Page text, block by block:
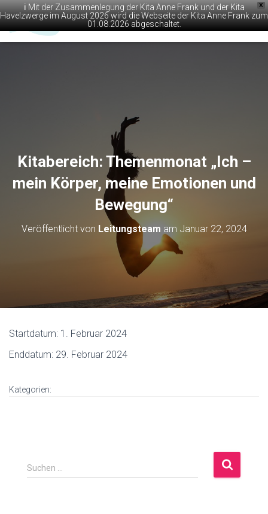
X
ℹ️ Mit der Zusammenlegung der Kita Anne Frank und der Kita
Havelzwerge im August 2026 wird die Webseite der Kita Anne Frank zum
01.08.2026 abgeschaltet.
N
A
H
Kitabereich: Themenmonat „Ich –
mein Körper, meine Emotionen und
Bewegung“
Veröffentlicht von Leitungsteam am Januar 22, 2024
Startdatum: 1. Februar 2024
Enddatum: 29. Februar 2024
Kategorien:
S
u
Suchen …